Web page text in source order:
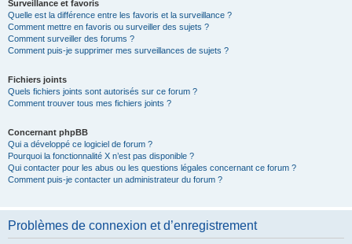
Surveillance et favoris
Quelle est la différence entre les favoris et la surveillance ?
Comment mettre en favoris ou surveiller des sujets ?
Comment surveiller des forums ?
Comment puis-je supprimer mes surveillances de sujets ?
Fichiers joints
Quels fichiers joints sont autorisés sur ce forum ?
Comment trouver tous mes fichiers joints ?
Concernant phpBB
Qui a développé ce logiciel de forum ?
Pourquoi la fonctionnalité X n’est pas disponible ?
Qui contacter pour les abus ou les questions légales concernant ce forum ?
Comment puis-je contacter un administrateur du forum ?
Problèmes de connexion et d’enregistrement